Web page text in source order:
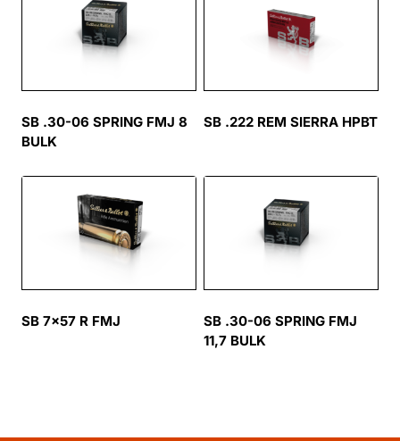
SB .30-06 SPRING FMJ 8
BULK
SB .222 REM SIERRA HPBT
SB 7×57 R FMJ
SB .30-06 SPRING FMJ
11,7 BULK